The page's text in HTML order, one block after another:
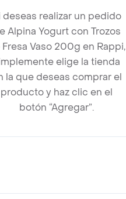
deseas realizar un pedido
Alpina Yogurt con Trozos
Vaso 200g en Rappi,
elige la tienda
la que deseas comprar el
producto y haz clic en el
botón “Agregar”.